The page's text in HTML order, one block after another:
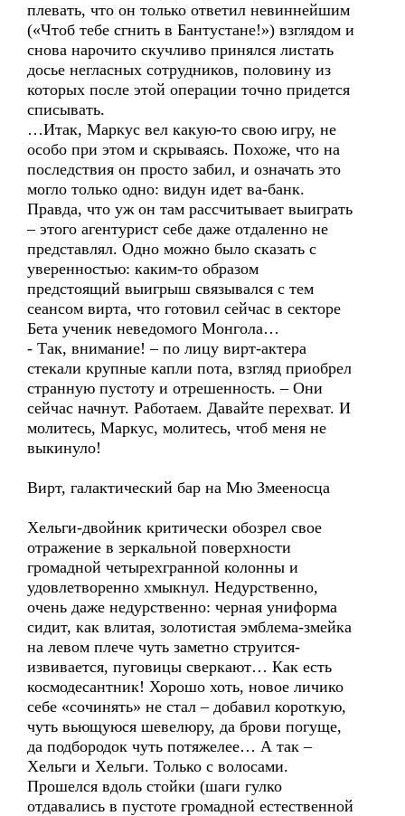
плевать, что он только ответил невиннейшим
(«Чтоб тебе сгнить в Бантустане!») взглядом и
снова нарочито скучливо принялся листать
досье негласных сотрудников, половину из
которых после этой операции точно придется
списывать.
…Итак, Маркус вел какую-то свою игру, не
особо при этом и скрываясь. Похоже, что на
последствия он просто забил, и означать это
могло только одно: видун идет ва-банк.
Правда, что уж он там рассчитывает выиграть
– этого агентурист себе даже отдаленно не
представлял. Одно можно было сказать с
уверенностью: каким-то образом
предстоящий выигрыш связывался с тем
сеансом вирта, что готовил сейчас в секторе
Бета ученик неведомого Монгола…
- Так, внимание! – по лицу вирт-актера
стекали крупные капли пота, взгляд приобрел
странную пустоту и отрешенность. – Они
сейчас начнут. Работаем. Давайте перехват. И
молитесь, Маркус, молитесь, чтоб меня не
выкинуло!
Вирт, галактический бар на Мю Змееносца
Хельги-двойник критически обозрел свое
отражение в зеркальной поверхности
громадной четырехгранной колонны и
удовлетворенно хмыкнул. Недурственно,
очень даже недурственно: черная униформа
сидит, как влитая, золотистая эмблема-змейка
на левом плече чуть заметно струится-
извивается, пуговицы сверкают… Как есть
космодесантник! Хорошо хоть, новое личико
себе «сочинять» не стал – добавил короткую,
чуть вьющуюся шевелюру, да брови погуще,
да подбородок чуть потяжелее… А так –
Хельги и Хельги. Только с волосами.
Прошелся вдоль стойки (шаги гулко
отдавались в пустоте громадной естественной